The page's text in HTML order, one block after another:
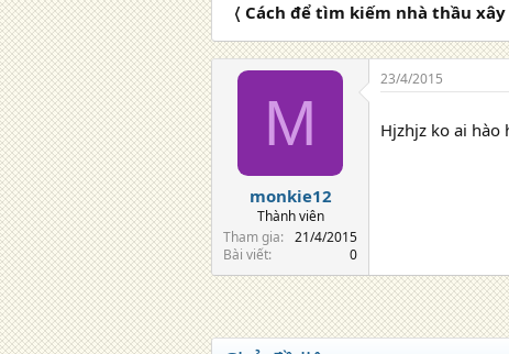
〈 Cách để tìm kiếm nhà thầu
M
monkie12
Thành viên
Tham gia
21/4/2015
Bài viết
0
23/4/2015
Hjzhjz ko ai hào